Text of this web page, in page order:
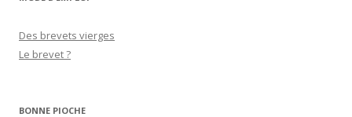
Des brevets vierges
Le brevet ?
BONNE PIOCHE